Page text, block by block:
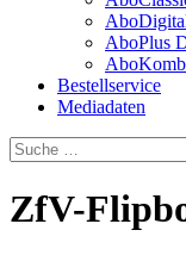
AboPlus
Bestellservice
Mediadaten
ZfV-